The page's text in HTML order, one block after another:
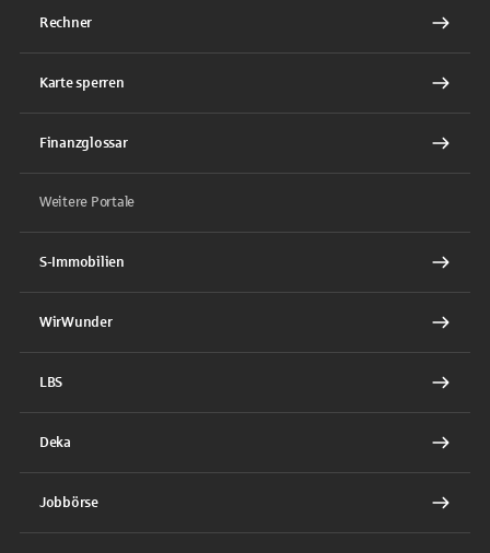
Rechner
Karte sperren
Finanzglossar
Weitere Portale
S-Immobilien
WirWunder
LBS
Deka
Jobbörse